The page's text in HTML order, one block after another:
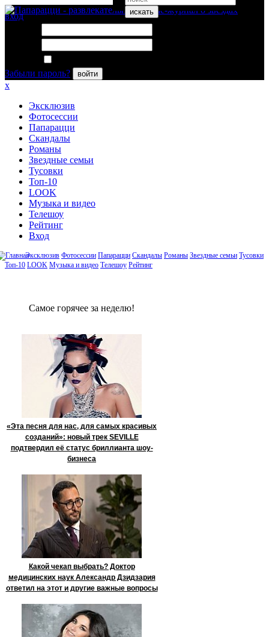
искать
вход
Забыли пароль?
войти
x
Эксклюзив
Фотосессии
Папарацци
Скандалы
Романы
Звездные семьи
Тусовки
Топ-10
LOOK
Музыка и видео
Телешоу
Рейтинг
Вход
Эксклюзив Фотосессии Папарацци Скандалы Романы Звездные семьи Тусовки
Топ-10 LOOK Музыка и видео Телешоу Рейтинг
Сaмое гoрячее за неделю!
«Эта песня для нас, для самых красивых
созданий»: новый трек SEVILLE
подтвердил её статус бриллианта шоу-
бизнеса
Какой чекап выбрать? Доктор
медицинских наук Александр Дзидзария
ответил на этот и другие важные вопросы